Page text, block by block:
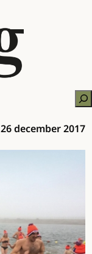
26 december 2017